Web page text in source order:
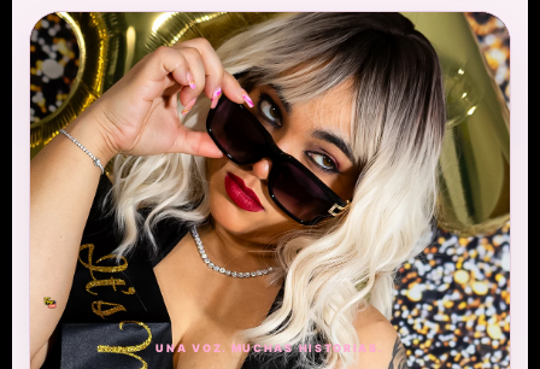
UNA VOZ. MUCHAS HISTORIAS.